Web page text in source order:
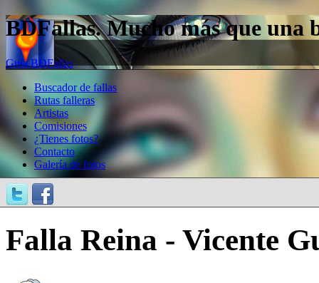
BDFallas. Mucho más que una
Guía BDFallas
Buscador de fallas
Rutas falleras
Artistas
Comisiones
¿Tienes fotos?
Contacto
Galería de fotos
Falla Reina - Vicente